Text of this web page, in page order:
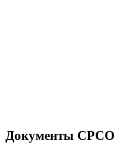
Документы СРСО